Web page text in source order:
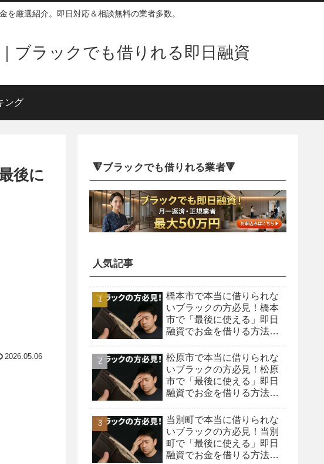
厳選紹介。即日対応＆相談無料の業者多数。
ブラックでも借りれる即日融資
ング
後に
2026.05.06
🔻ブラックでも借りれる業者🔻
人気記事
橋本市で本当に借りられな
いブラックの方必見！橋本
市で「最後に使える」即日
融資でお金を借りる方法を
松原市で本当に借りられな
いブラックの方必見！松原
市で「最後に使える」即日
融資でお金を借りる方法を
当別町で本当に借りられな
いブラックの方必見！当別
町で「最後に使える」即日
融資でお金を借りる方法を